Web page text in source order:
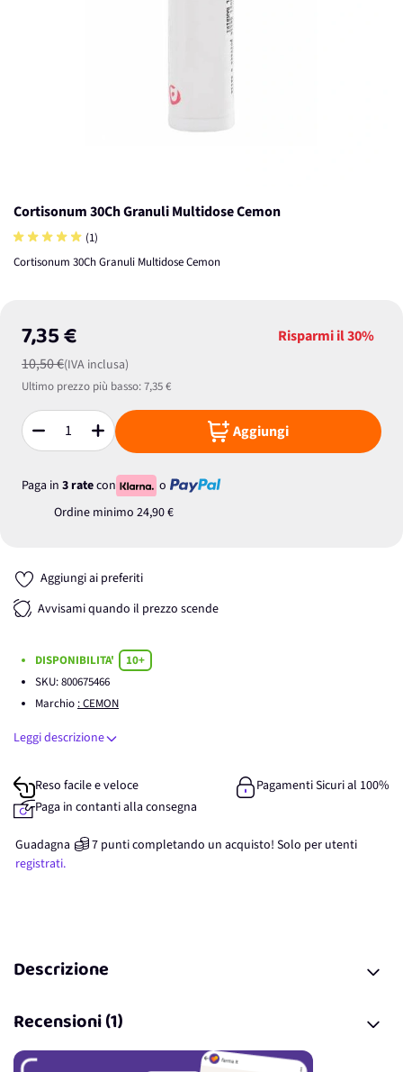
Cortisonum 30Ch Granuli Multidose Cemon
(1)
Cortisonum 30Ch Granuli Multidose Cemon
7,35 €
10,50 €(IVA inclusa)
Risparmi il30%
Ultimo prezzo più basso:7,35 €
Quantità Aggiungi
Paga in 3 ratecon
o
Ordine minimo 24,90 €
Aggiungi ai preferiti
Avvisami quando il prezzo scende
DISPONIBILITA'
10+
SKU:800675466
Marchio : CEMON
Leggi descrizione
Reso facile e veloce
Pagamenti Sicuri al 100%
Paga in contanti alla consegna
Guadagna 7 punticompletando un acquisto! Solo per utenti
registrati.
Descrizione
Recensioni (1)